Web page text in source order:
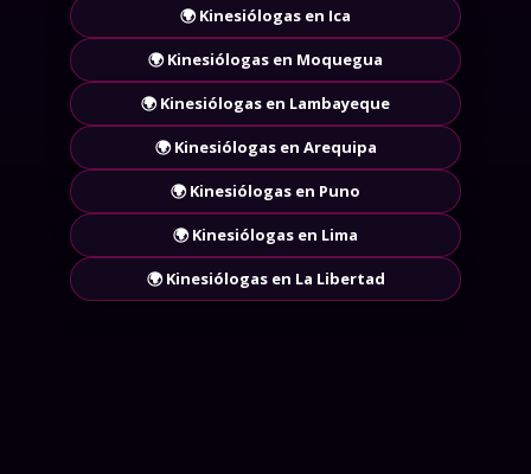
🌍 Kinesiólogas en Ica
🌍 Kinesiólogas en Moquegua
🌍 Kinesiólogas en Lambayeque
🌍 Kinesiólogas en Arequipa
🌍 Kinesiólogas en Puno
🌍 Kinesiólogas en Lima
🌍 Kinesiólogas en La Libertad